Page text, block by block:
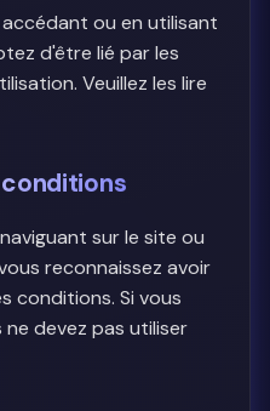
accédant ou en utilisant
d'être lié par les
Veuillez les lire
sur le site ou
reconnaissez avoir
conditions. Si vous
devez pas utiliser